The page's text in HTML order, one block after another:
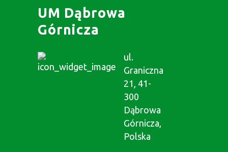
UM Dąbrowa
Górnicza
ul.
Graniczna
21, 41-
300
Dąbrowa
Górnicza,
Polska